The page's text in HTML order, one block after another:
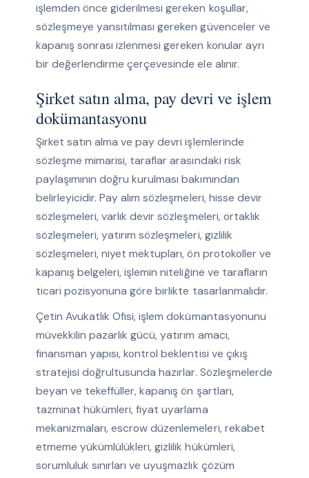
işlemden önce giderilmesi gereken koşullar,
sözleşmeye yansıtılması gereken güvenceler ve
kapanış sonrası izlenmesi gereken konular ayrı
bir değerlendirme çerçevesinde ele alınır.
Şirket satın alma, pay devri ve işlem
dokümantasyonu
Şirket satın alma ve pay devri işlemlerinde
sözleşme mimarisi, taraflar arasındaki risk
paylaşımının doğru kurulması bakımından
belirleyicidir. Pay alım sözleşmeleri, hisse devir
sözleşmeleri, varlık devir sözleşmeleri, ortaklık
sözleşmeleri, yatırım sözleşmeleri, gizlilik
sözleşmeleri, niyet mektupları, ön protokoller ve
kapanış belgeleri, işlemin niteliğine ve tarafların
ticari pozisyonuna göre birlikte tasarlanmalıdır.
Çetin Avukatlık Ofisi, işlem dokümantasyonunu
müvekkilin pazarlık gücü, yatırım amacı,
finansman yapısı, kontrol beklentisi ve çıkış
stratejisi doğrultusunda hazırlar. Sözleşmelerde
beyan ve tekeffüller, kapanış ön şartları,
tazminat hükümleri, fiyat uyarlama
mekanizmaları, escrow düzenlemeleri, rekabet
etmeme yükümlülükleri, gizlilik hükümleri,
sorumluluk sınırları ve uyuşmazlık çözüm